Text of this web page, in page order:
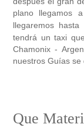
plano llegamos
llegaremos
tendrá un taxi
Chamonix -
nuestros Guías se
Que